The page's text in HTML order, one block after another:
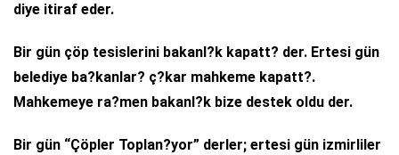
diye itiraf eder.
Bir gün çöp tesislerini bakanl?k kapatt? der. Ertesi gün
belediye ba?kanlar? ç?kar mahkeme kapatt?.
Mahkemeye ra?men bakanl?k bize destek oldu der.
Bir gün “Çöpler Toplan?yor” derler; ertesi gün izmirliler